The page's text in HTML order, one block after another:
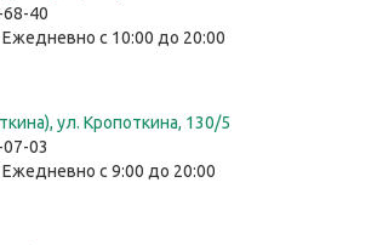
68-40
с 10:00 до 20:00
ул. ​Кропоткина, 130/5
03
с 9:00 до 20:00